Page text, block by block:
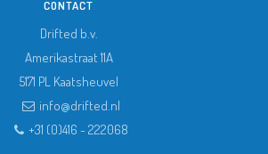
CONTACT
Drifted b.v.
Amerikastraat 11A
5171 PL Kaatsheuvel
info@drifted.nl
+31 (0)416 - 222068